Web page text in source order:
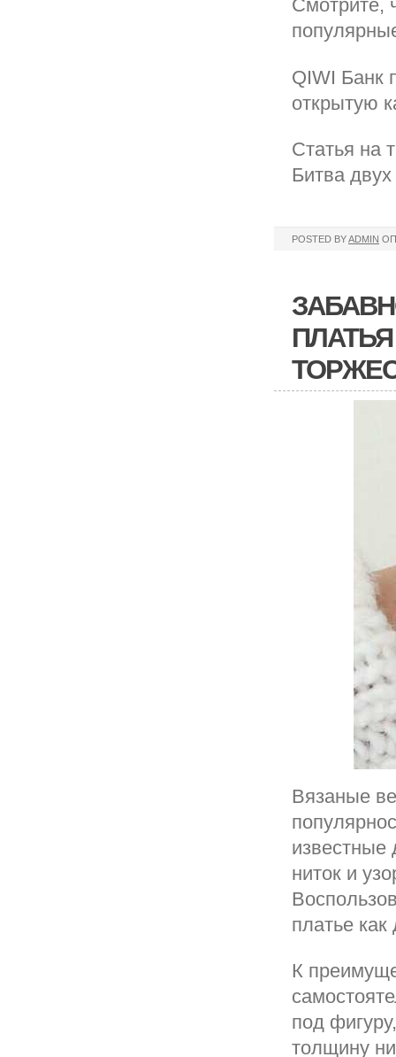
Смотрите,
QIWI Банк
открытую
Статья на
Битва
POSTED BYADMIN
Вязаные
известные
ниток и
платье
К
под
толщину